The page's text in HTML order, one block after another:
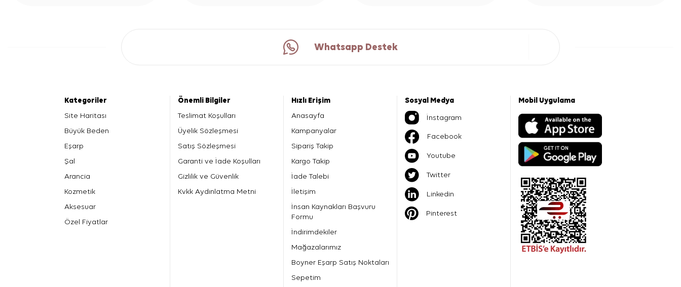
Whatsapp Destek
Kategoriler
Site Haritası
Büyük Beden
Eşarp
Şal
Arancia
Kozmetik
Aksesuar
Özel Fiyatlar
Önemli Bilgiler
Teslimat Koşulları
Üyelik Sözleşmesi
Satış Sözleşmesi
Garanti ve İade Koşulları
Gizlilik ve Güvenlik
Kvkk Aydınlatma Metni
Hızlı Erişim
Anasayfa
Kampanyalar
Sipariş Takip
Kargo Takip
İade Talebi
İletişim
İnsan Kaynakları Başvuru
Formu
İndirimdekiler
Mağazalarımız
Boyner Eşarp Satış Noktaları
Sepetim
Sosyal Medya
İnstagram
Facebook
Youtube
Twitter
Linkedin
Pinterest
Mobil Uygulama